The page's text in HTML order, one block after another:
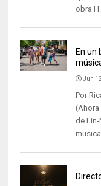
obra H...
En un
Jun
Por
(Ahora
de
musical